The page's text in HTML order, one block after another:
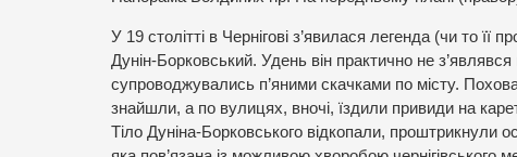
У 19 столітті в Чернігові з’явилася легенда (чи то
Дунін-Борковський. Удень він практично не
супроводжувались п’яними скачками по місту.
знайшли, а по вулицях, вночі, їздили привиди на
Тіло Дуніна-Борковського відкопали,